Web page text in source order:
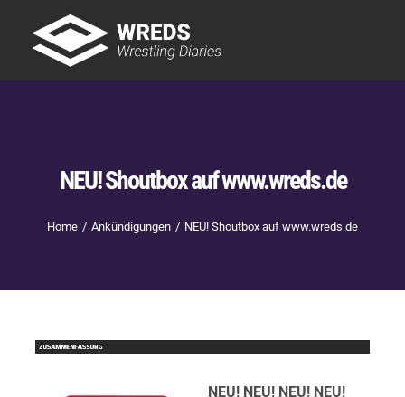
content
NEU! Shoutbox auf www.wreds.de
Home Ankündigungen NEU! Shoutbox auf www.wreds.de
NEU! NEU! NEU! NEU!